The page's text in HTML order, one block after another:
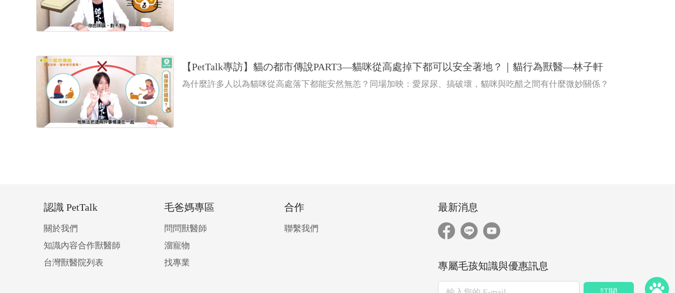
【PetTalk專訪】貓の都市傳說PART3—貓咪從高處掉下都可以安全著地？｜貓行為獸醫—林子軒
為什麼許多人以為貓咪從高處落下都能安然無恙？同場加映：愛尿尿、搞破壞，貓咪與吃醋之間有什麼微妙關係？
認識 PetTalk
關於我們
知識內容合作獸醫師
台灣獸醫院列表
毛爸媽專區
問問獸醫師
溜寵物
找專業
合作
聯繫我們
最新消息
專屬毛孩知識與優惠訊息